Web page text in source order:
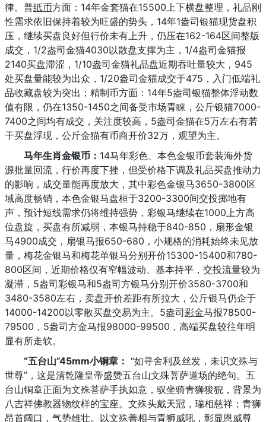
律。普纸币方面：14年金套猫在15500上下横盘整理，礼品刚
性需求依旧保持着较为旺盛的势头，14年1盎司银猫现货盘积
压，继续买盘良好但行价未有上升，仍压在162-164区间整版
成交，1/2盎司金猫4030以散盘支撑为主，1/4盎司金猫报
2140买盘滞涩，1/10盎司金猫礼品盘近期吞吐量较大，945
处买盘量能较为出众，1/20盎司金猫成交于475，入门低端礼
品收藏盘较为突出；精制币方面：14年5盎司银猫整体浮动数
值有限，仍在1350-1450之间备受市场青睐，公斤银猫7000-
7400之间均有成交，关注度较高，5盎司金猫在5万左右有若
干买盘浮现，公斤金猫有币商开价32万，观望为主。
马年生肖金银币： 14马年彩色、本色金银币套装海外货
源批量回流，行价再度下挫，但受价格下调及礼品买盘推动力
的影响，成交量能再度放大，其中彩色金银马3650-3800区
域高度畅销，本色金银马盘桓于3200-3300间交投掷地有
声，预计短线需求仍将维持强势，彩银马继续在1000上方高
位盘旋，买盘有所减弱，本银马持稳于840-850，扇形金银
马4900成交，扇银马报650-680，小规格的消耗始终未见放
量，梅花金银马和梅花单银马分别开价15300-15400和780-
800区间，近期价格仅有窄幅波动、基本持平，交投流量较为
凝滞，5盎司彩银马和5盎司方银马分别开价3580-3700和
3480-3580左右，卖盘开价差距有所拉大，公斤银马仍企于
14000-14200以零散买盘交易为主。5盎司彩金马报78500-
79500，5盎司方金马报98000-99500，高端买盘较往年明
显有所走软。
“五台山”45mm小铜章： “如寻舍利及丝发，未识文殊与
世尊”，这是清乾隆皇帝盛赞五台山文殊菩萨道场的绝句。五
台山铜章正面为文殊菩萨手执如意，驭坐骑青狮狻猊，背景为
八吉祥佛教器物纹样的宝座。文殊头戴天冠，瑞相慈祥；青狮
昂首阔口，气势雄壮。以文殊善相与青狮威吼，彰显恩威尊